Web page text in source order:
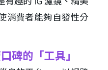
消費者能夠自發性分
碑的「工具」